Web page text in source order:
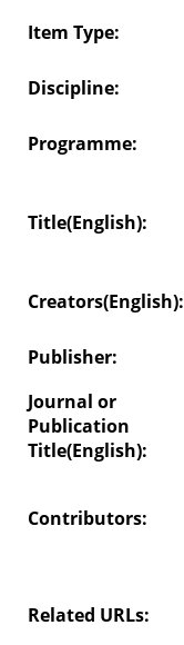
Item Type:
Discipline:
Programme:
Title(English):
Creators(English):
Publisher:
Journal or
Publication
Title(English):
Contributors:
Related URLs: